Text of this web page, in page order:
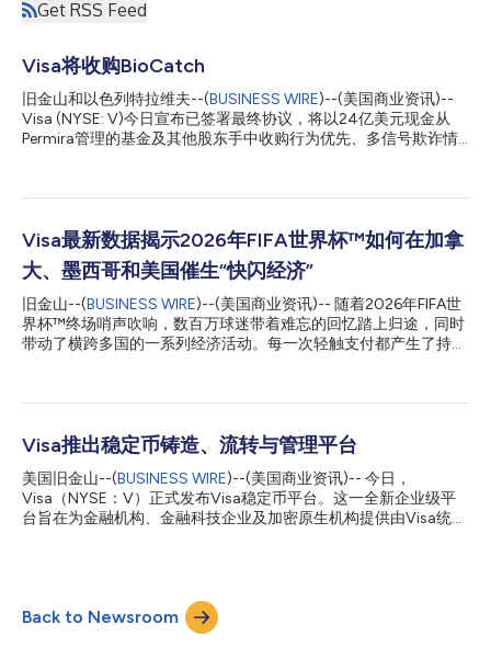
Get RSS Feed
Visa将收购BioCatch
旧金山和以色列特拉维夫--(BUSINESS WIRE)--(美国商业资讯)--
Visa (NYSE: V)今日宣布已签署最终协议，将以24亿美元现金从
Permira管理的基金及其他股东手中收购行为优先、多信号欺诈情
护自身及其客户免受日益严重的账户接管、诈骗、洗钱和申请欺诈
解决方案，通过分析数千种应用、行为、设备和网络信号（如击
键、触摸手势和设备握持方式），实时检测欺诈并区分合法用户与
欺诈者。BioCatch在全球范围内保护18亿台设备和7.6亿用户，在
21个不同国家为超过350家银行客户提供服务，其中包括全球100
多家最大的银行。 Visa增值服务总裁Andrew Torre表示：“账户接
管和诈骗每年给全球经济造成超过1万亿美元的损失，而AI正以前
所未有的规模助长这些攻击。BioCatch将帮助我们的客户在欺诈
Visa最新数据揭示2026年FIFA世界杯™如何在加拿
大、墨西哥和美国催生“快闪经济”
旧金山--(BUSINESS WIRE)--(美国商业资讯)-- 随着2026年FIFA世
界杯™终场哨声吹响，数百万球迷带着难忘的回忆踏上归途，同时
带动了横跨多国的一系列经济活动。每一次轻触支付都产生了持久
动了各主办城市跨境消费、国际旅行和数字商业的显著增长。研究
在重大文化、娱乐和体育赛事期间出现的临时性、高度集中的商业
队，带动了Visa持卡人在餐饮、交通、娱乐、零售、住宿及其他领
域的消费激增。从标志性的主办城市到新兴的球迷目的地，本届赛
事创造了广泛且持久的经济影响，其辐射范围远超体育场本身。
国、阿根廷和巴西的球迷在各主办城市的跨境消费水平最高。 圣
克拉...
Visa推出稳定币铸造、流转与管理平台
美国旧金山--(BUSINESS WIRE)--(美国商业资讯)-- 今日，
Visa（NYSE：V）正式发布Visa稳定币平台。这一全新企业级平
台旨在为金融机构、金融科技企业及加密原生机构提供由Visa统一
实现稳定币的获取、托管与赎回。平台首阶段支持由Open
Standard近期推出的新型稳定币 Open USD（OUSD）。此外，
VSP还推出全新的钱包即服务（Wallet-as-a-Service）解决方案，
Back to Newsroom